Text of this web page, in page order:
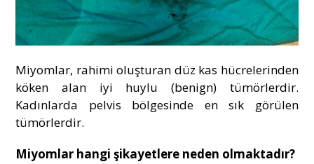
Miyomlar, rahimi oluşturan düz kas hücrelerinden
köken alan iyi huylu (benign) tümörlerdir.
Kadınlarda pelvis bölgesinde en sık görülen
tümörlerdir.
Miyomlar hangi şikayetlere neden olmaktadır?